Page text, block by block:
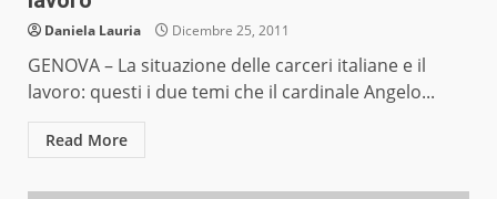
Daniela Lauria Dicembre 25, 2011
GENOVA – La situazione delle carceri italiane e il
lavoro: questi i due temi che il cardinale Angelo...
Read More